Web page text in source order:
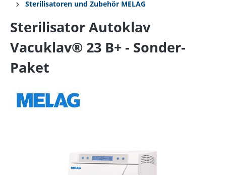
Sterilisatoren und Zubehör MELAG
Sterilisator Autoklav
Vacuklav® 23 B+ - Sonder-
Paket